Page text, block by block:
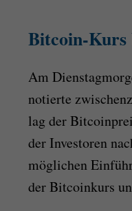
Bitcoin-
Am
notierte
lag der
der Investoren
möglichen
der Bitcoinkurs